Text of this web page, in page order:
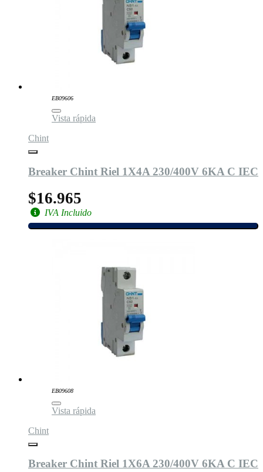
EB09606
Vista rápida
Chint
Breaker Chint Riel 1X4A 230/400V 6KA C IEC
$16.965
IVA Incluido
EB09608
Vista rápida
Chint
Breaker Chint Riel 1X6A 230/400V 6KA C IEC